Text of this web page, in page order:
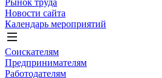
Новости сайта
Календарь мероприятий
Соискателям
Предпринимателям
Работодателям